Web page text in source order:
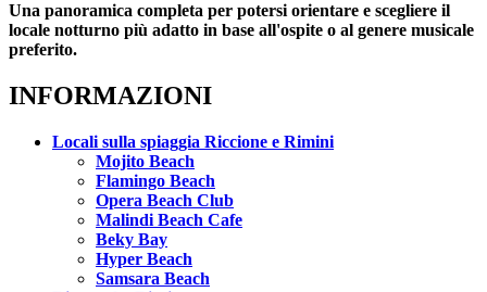
Una panoramica completa per potersi orientare e scegliere il
locale notturno più adatto in base all'ospite o al genere musicale
preferito.
INFORMAZIONI
Locali sulla spiaggia Riccione e Rimini
Mojito Beach
Flamingo Beach
Opera Beach Club
Malindi Beach Cafe
Beky Bay
Hyper Beach
Samsara Beach